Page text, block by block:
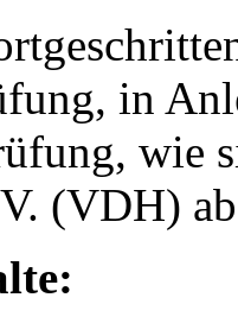
in
wie
(VDH)